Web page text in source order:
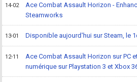
14-02
Ace Combat Assault Horizon -
Steamworks
13-01 Disponible aujourd'hui sur Steam, le
12-11
Ace Combat Assault Horizon sur PC
numérique sur Playstation 3 et Xbox